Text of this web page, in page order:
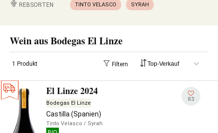
REBSORTEN TINTO VELASCO SYRAH
Wein aus Bodegas El Linze
1 Produkt Filtern
El Linze 2024
Bodegas El Linze
Castilla (Spanien)
Tinto Velasco / Syrah
83